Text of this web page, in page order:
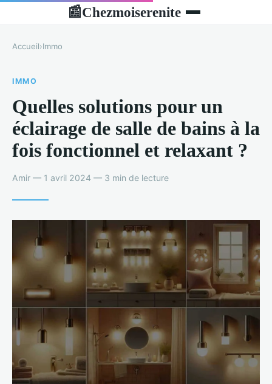
📰Chezmoiserenite
Accueil›Immo
IMMO
Quelles solutions pour un
éclairage de salle de bains à la
fois fonctionnel et relaxant ?
Amir — 1 avril 2024 — 3 min de lecture